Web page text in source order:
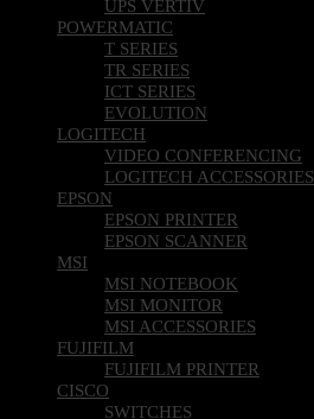
UPS VERTIV
POWERMATIC
T SERIES
TR SERIES
ICT SERIES
EVOLUTION
LOGITECH
VIDEO CONFERENCING
LOGITECH ACCESSORIES
EPSON
EPSON PRINTER
EPSON SCANNER
MSI
MSI NOTEBOOK
MSI MONITOR
MSI ACCESSORIES
FUJIFILM
FUJIFILM PRINTER
CISCO
SWITCHES